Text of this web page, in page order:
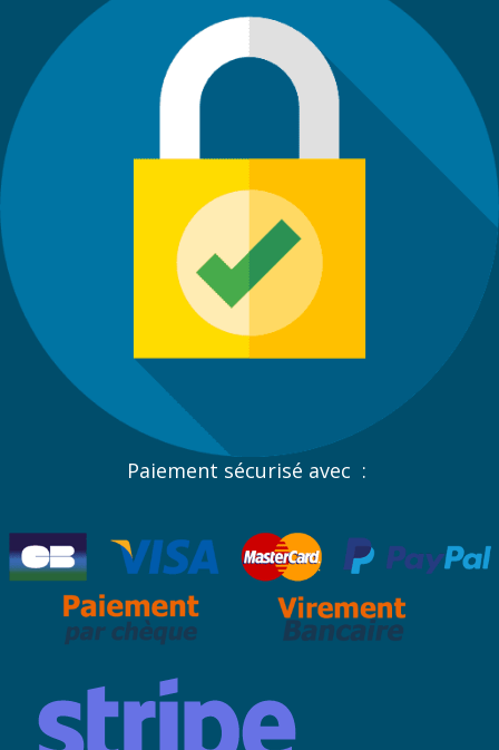
Paiement sécurisé avec :